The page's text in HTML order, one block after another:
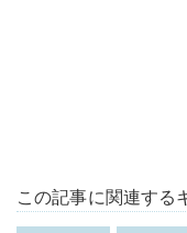
この記事に関連する